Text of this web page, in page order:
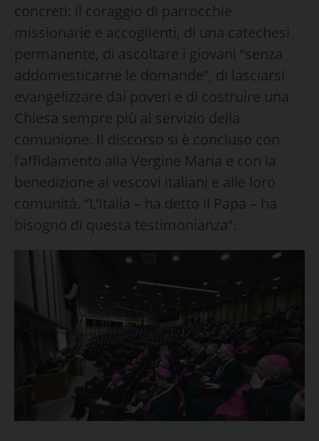
concreti: il coraggio di parrocchie
missionarie e accoglienti, di una catechesi
permanente, di ascoltare i giovani “senza
addomesticarne le domande”, di lasciarsi
evangelizzare dai poveri e di costruire una
Chiesa sempre più al servizio della
comunione. Il discorso si è concluso con
l’affidamento alla Vergine Maria e con la
benedizione ai vescovi italiani e alle loro
comunità. “L’Italia – ha detto il Papa – ha
bisogno di questa testimonianza”.